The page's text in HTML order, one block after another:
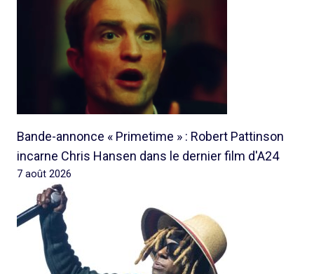
Bande-annonce « Primetime » : Robert Pattinson
incarne Chris Hansen dans le dernier film d'A24
7 août 2026